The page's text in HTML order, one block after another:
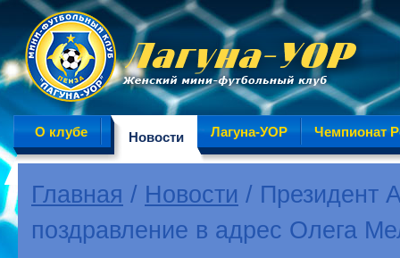
О клубе Новости Лагуна-УОР Чемпионат
Главная / Новости / Президент
поздравление в адрес Олега